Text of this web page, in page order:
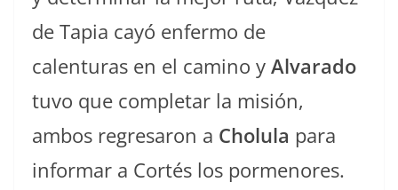
de Tapia cayó enfermo de
calenturas en el camino y Alvarado
tuvo que completar la misión,
ambos regresaron a Cholula para
informar a Cortés los pormenores.